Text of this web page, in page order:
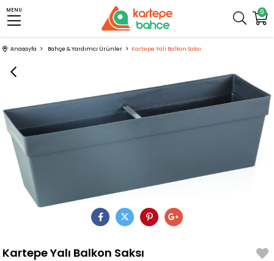
0
MENU
Anasayfa Bahçe & Yardımcı Ürünler Kartepe Yalı Balkon Saksı
Kartepe Yalı Balkon Saksı